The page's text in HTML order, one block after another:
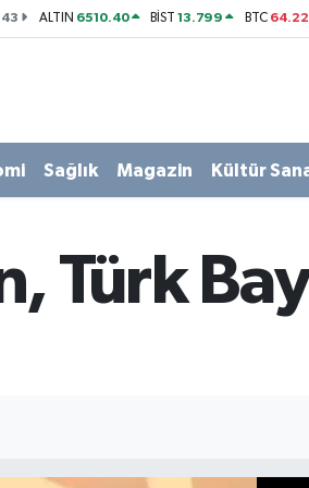
ALTIN 6510.40 BİST13.799 BTC
Sağlık Magazin Kültür
Türk